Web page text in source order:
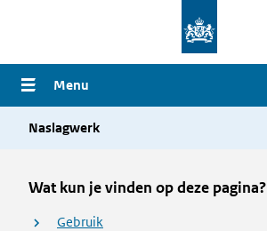
naar
de
inhoud
Menu
Naslagwerk
Wat kun je vinden op deze pagina?
Gebruik